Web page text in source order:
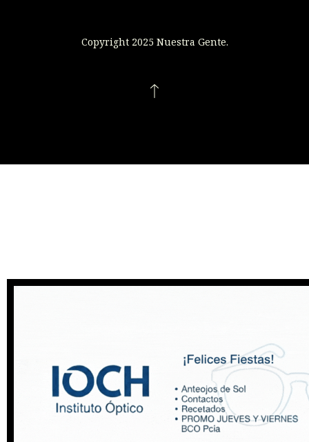
Copyright 2025 Nuestra Gente.